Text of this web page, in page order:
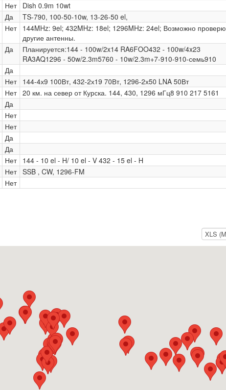
Нет Dish 0.9m 10wt
Да TS-790, 100-50-10w, 13-26-50 el,
Нет
144MHz: 9el; 432MHz: 18el; 1296MHz: 24el; Возможно проверю
другие антенны.
Да
Планируется:144 - 100w/2x14 RA6FOO432 - 100w/4x23
RA3AQ1296 - 50w/2.3m5760 - 10w/2.3m+7-910-910-семь910
Да
Нет 144-4х9 100Вт, 432-2х19 70Вт, 1296-2х50 LNA 50Вт
Нет 20 км. на север от Курска. 144, 430, 1296 мГц8 910 217 5161
Да
Нет
Нет
Да
Да
Нет 144 - 10 el - H/ 10 el - V 432 - 15 el - H
Нет SSB , CW, 1296-FM
Нет